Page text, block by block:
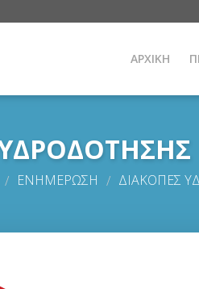
ΑΡΧΙΚΗ
/ ΕΝΗΜΕΡΩΣΗ / ΔΙΑΚΟΠΕΣ